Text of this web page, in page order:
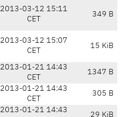
2013-03-12 15:11
CET
349 B
2013-03-12 15:07
CET
15 KiB
2013-01-21 14:43
CET
1347 B
2013-01-21 14:43
CET
305 B
2013-01-21 14:43
29 KiB